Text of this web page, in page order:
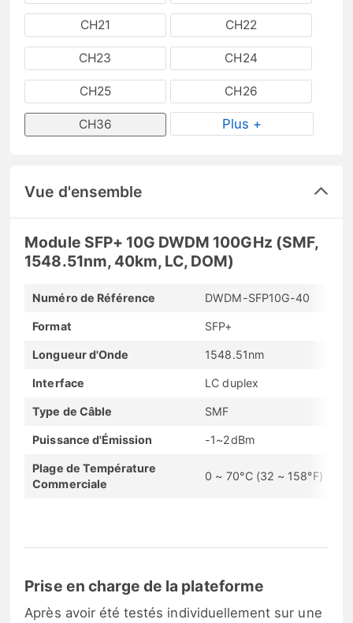
CH21 CH22
CH23 CH24
CH25 CH26
CH36 Plus +
Vue d'ensemble
Module SFP+ 10G DWDM 100GHz (SMF,
1548.51nm, 40km, LC, DOM)
Numéro de Référence DWDM-SFP10G-40
Format SFP+
Longueur d'Onde 1548.51nm
Interface LC duplex
Type de Câble SMF
Puissance d'Émission -1~2dBm
Plage de Température
Commerciale
0 ~ 70°C (32 ~ 158°F)
Prise en charge de la plateforme
Après avoir été testés individuellement sur une